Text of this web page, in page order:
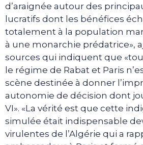
d’araignée autour des
lucratifs dont les bénéfices
totalement à la population
à une monarchie prédatrice»,
sources qui indiquent que
le régime de Rabat et Paris
scène destinée à donner
autonomie de décision dont
VI». «La vérité est que cette
simulée était indispensable
virulentes de l’Algérie qui a